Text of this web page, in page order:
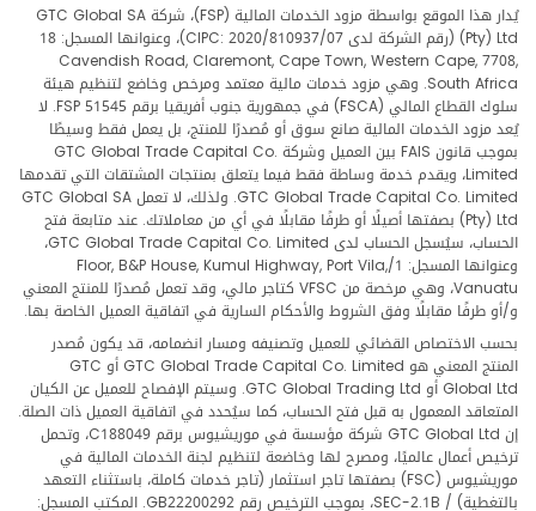
يُدار هذا الموقع بواسطة مزود الخدمات المالية (FSP)، شركة GTC Global SA
(Pty) Ltd (رقم الشركة لدى CIPC: 2020/810937/07)، وعنوانها المسجل: 18
Cavendish Road, Claremont, Cape Town, Western Cape, 7708,
South Africa. وهي مزود خدمات مالية معتمد ومرخص وخاضع لتنظيم هيئة
سلوك القطاع المالي (FSCA) في جمهورية جنوب أفريقيا برقم FSP 51545. لا
يُعد مزود الخدمات المالية صانع سوق أو مُصدرًا للمنتج، بل يعمل فقط وسيطًا
بموجب قانون FAIS بين العميل وشركة GTC Global Trade Capital Co.
Limited، ويقدم خدمة وساطة فقط فيما يتعلق بمنتجات المشتقات التي تقدمها
GTC Global Trade Capital Co. Limited. ولذلك، لا تعمل GTC Global SA
(Pty) Ltd بصفتها أصيلًا أو طرفًا مقابلًا في أي من معاملاتك. عند متابعة فتح
الحساب، سيُسجل الحساب لدى GTC Global Trade Capital Co. Limited،
وعنوانها المسجل: 1/Floor, B&P House, Kumul Highway, Port Vila,
Vanuatu، وهي مرخصة من VFSC كتاجر مالي، وقد تعمل مُصدرًا للمنتج المعني
و/أو طرفًا مقابلًا وفق الشروط والأحكام السارية في اتفاقية العميل الخاصة بها.
بحسب الاختصاص القضائي للعميل وتصنيفه ومسار انضمامه، قد يكون مُصدر
المنتج المعني هو GTC Global Trade Capital Co. Limited أو GTC
Global Ltd أو GTC Global Trading Ltd. وسيتم الإفصاح للعميل عن الكيان
المتعاقد المعمول به قبل فتح الحساب، كما سيُحدد في اتفاقية العميل ذات الصلة.
إن GTC Global Ltd شركة مؤسسة في موريشيوس برقم C188049، وتحمل
ترخيص أعمال عالميًا، ومصرح لها وخاضعة لتنظيم لجنة الخدمات المالية في
موريشيوس (FSC) بصفتها تاجر استثمار (تاجر خدمات كاملة، باستثناء التعهد
بالتغطية) / SEC-2.1B، بموجب الترخيص رقم GB22200292. المكتب المسجل: